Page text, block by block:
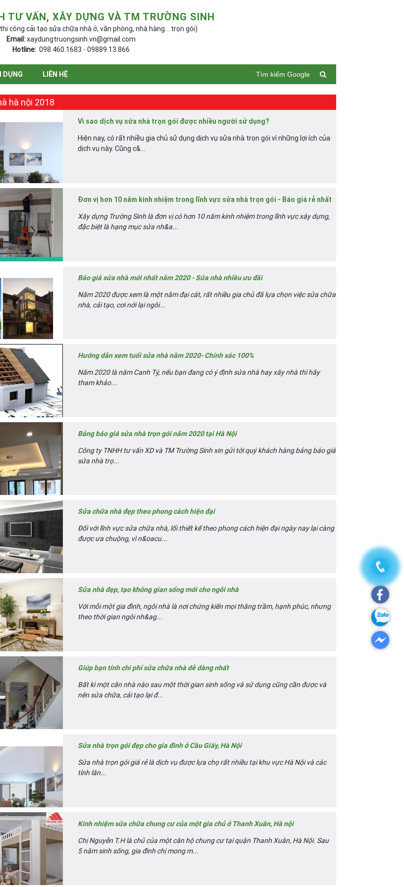
TƯ VẤN, XÂY DỰNG VÀ TM TRƯỜNG SINH
công cải tạo sửa chữa nhà ở, văn phòng, nhà hàng... trọn gói)
Email:xaydungtruongsinh.vn@gmail.com
Hotline: 098.460.1683 - 09889.13.866
DỤNG LIÊN HỆ Tìm kiếm Google
hà nội 2018
Vì sao dịch vụ sửa nhà trọn gói được nhiều người sử dụng?
Hiện nay, có rất nhiều gia chủ sử dụng dịch vụ sửa nhà trọn gói vì những lợi ích của
dịch vụ này. Cũng c&...
Đơn vị hơn 10 năm kinh nhiệm trong lĩnh vực sửa nhà trọn gói - Báo giá rẻ nhất
Xây dựng Trường Sinh là đơn vị có hơn 10 năm kinh nhiệm trong lĩnh vực xây dựng,
đặc biệt là hạng mục sửa nh&a...
Báo giá sửa nhà mới nhất năm 2020 - Sửa nhà nhiều ưu đãi
Năm 2020 được xem là một năm đại cát, rất nhiều gia chủ đã lựa chọn việc sửa chữa
nhà, cải tạo, cơi nới lại ngôi...
Hướng dẫn xem tuổi sửa nhà năm 2020- Chính xác 100%
Năm 2020 là năm Canh Tý, nếu bạn đang có ý định sửa nhà hay xây nhà thì hãy
tham khảo...
Bảng báo giá sửa nhà trọn gói năm 2020 tại Hà Nội
Công ty TNHH tư vấn XD và TM Trường Sinh xin gửi tới quý khách hàng bảng báo giá
sửa nhà trọ...
Sửa chữa nhà đẹp theo phong cách hiện đại
Đối với lĩnh vực sửa chữa nhà, lối thiết kế theo phong cách hiện đại ngày nay lại càng
được ưa chuộng, vì n&oacu...
Sửa nhà đẹp, tạo không gian sống mới cho ngôi nhà
Với mỗi một gia đình, ngôi nhà là nơi chứng kiến mọi thăng trầm, hạnh phúc, nhưng
theo thời gian ngôi nh&ag...
Giúp bạn tính chi phí sửa chữa nhà dễ dàng nhất
Bất kì một căn nhà nào sau một thời gian sinh sống và sử dụng cũng cần được và
nên sửa chữa, cải tạo lại đ...
Sửa nhà trọn gói đẹp cho gia đình ở Cầu Giấy, Hà Nội
Sửa nhà trọn gói giá rẻ là dịch vụ được lựa chọ rất nhiều tại khu vực Hà Nội và các
tỉnh lân...
Kinh nhiệm sửa chữa chung cư của một gia chủ ở Thanh Xuân, Hà nội
Chị Nguyễn T.H là chủ của một căn hộ chung cư tại quận Thanh Xuân, Hà Nội. Sau
5 năm sinh sống, gia đình chị mong m...